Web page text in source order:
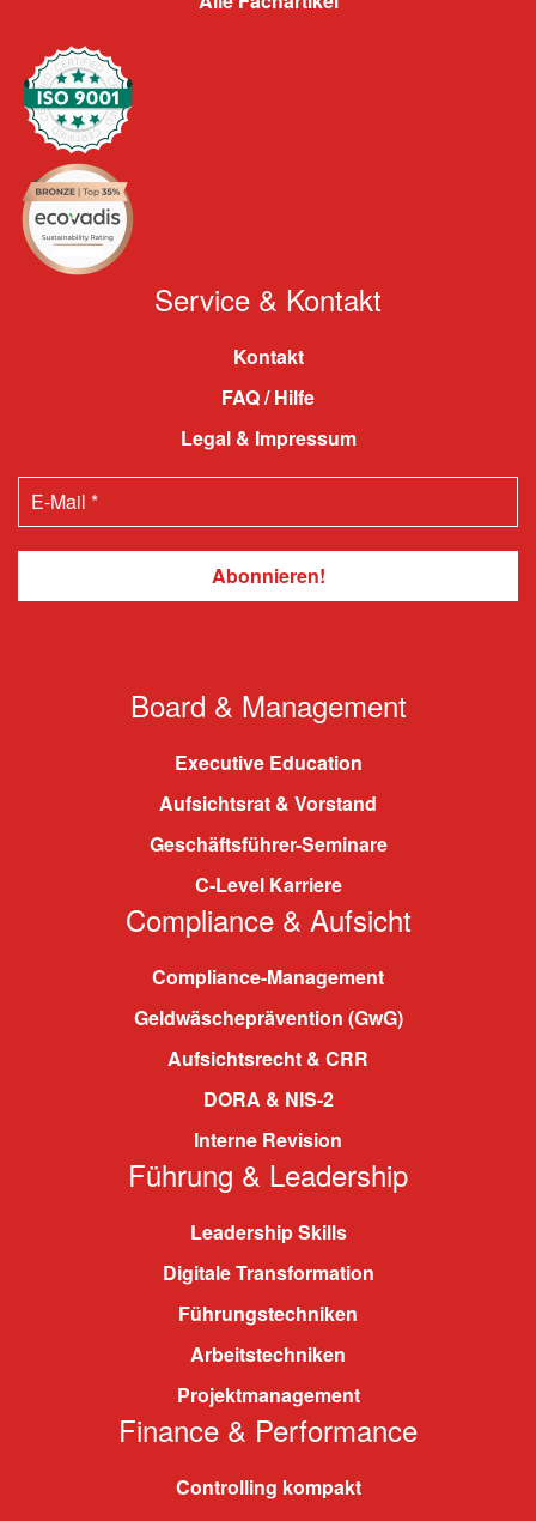
Service & Kontakt
Kontakt
FAQ / Hilfe
Legal & Impressum
Board & Management
Executive Education
Aufsichtsrat & Vorstand
Geschäftsführer-Seminare
C-Level Karriere
Compliance & Aufsicht
Compliance-Management
Geldwäscheprävention (GwG)
Aufsichtsrecht & CRR
DORA & NIS-2
Interne Revision
Führung & Leadership
Leadership Skills
Digitale Transformation
Führungstechniken
Arbeitstechniken
Projektmanagement
Finance & Performance
Controlling kompakt